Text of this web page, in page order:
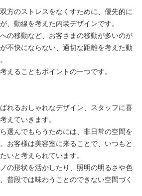
方のストレスをなくすために、優先的に
、動線を考えた内装デザインです。
の移動など、お客さまの移動が多いのが
不快にならない、適切な距離を考えた動
えることもポイントの一つです。
れるおしゃれなデザイン、スタッフに喜
えていきます。
選んでもらうためには、非日常の空間を
お客様は美容室に来ることで、いつもと
いと考えられています。
の形状を活かしたり、照明の明るさや色
普段では味わうことのできない空間づく